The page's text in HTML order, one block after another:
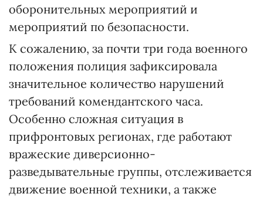
оборонительных мероприятий и
мероприятий по безопасности.
К сожалению, за почти три года военного
положения полиция зафиксировала
значительное количество нарушений
требований комендантского часа.
Особенно сложная ситуация в
прифронтовых регионах, где работают
вражеские диверсионно-
разведывательные группы, отслеживается
движение военной техники, а также